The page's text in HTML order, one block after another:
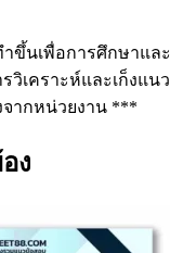
ขึ้นเพื่อการศึกษาแล
วิเคราะห์และเก็งแน
จากหน่วยงาน ***
ง